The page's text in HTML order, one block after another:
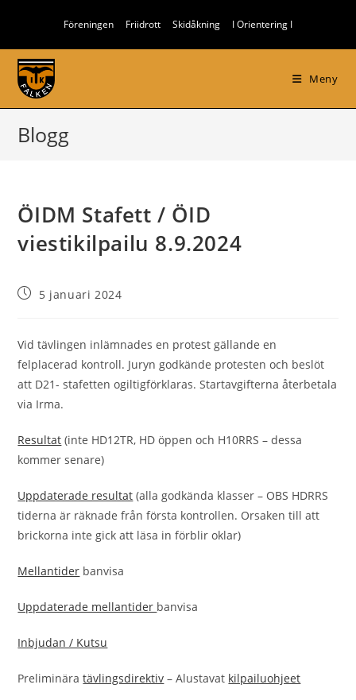
innehållet
Föreningen Friidrott Skidåkning I Orientering I
Meny
Blogg
ÖIDM Stafett / ÖID
viestikilpailu 8.9.2024
Inlägget5 januari 2024
Vid tävlingen inlämnades en protest gällande en
felplacerad kontroll. Juryn godkände protesten och beslöt
att D21- stafetten ogiltigförklaras. Startavgifterna återbetala
via Irma.
Resultat (inte HD12TR, HD öppen och H10RRS – dessa
kommer senare)
Uppdaterade resultat (alla godkända klasser – OBS HDRRS
tiderna är räknade från första kontrollen. Orsaken till att
brickorna inte gick att läsa in förblir oklar)
Mellantider banvisa
Uppdaterade mellantider banvisa
Inbjudan / Kutsu
Preliminäratävlingsdirektiv – Alustavat kilpailuohjeet